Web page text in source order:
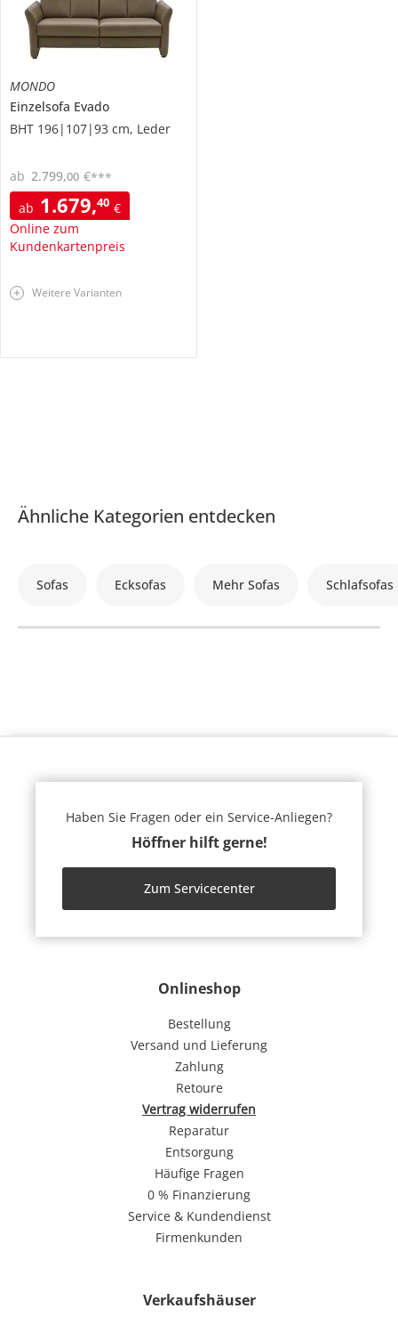
MONDO
Einzelsofa Evado
BHT 196|107|93 cm, Leder
ab 1.679,40 €
Online zum
Kundenkartenpreis
ab 2.799,00 €***
Weitere Varianten
Ähnliche Kategorien entdecken
Sofas Ecksofas Mehr Sofas Schlafsofas
Onlineshop
Bestellung
Versand und Lieferung
Zahlung
Retoure
Vertrag widerrufen
Reparatur
Entsorgung
Häufige Fragen
0 % Finanzierung
Service & Kundendienst
Firmenkunden
Verkaufshäuser
Haben Sie Fragen oder ein Service-Anliegen?
Höffner hilft gerne!
Zum Servicecenter